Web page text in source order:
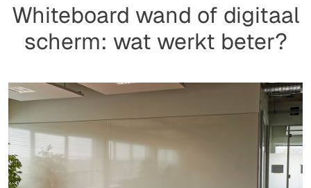
Whiteboard wand of digitaal
scherm: wat werkt beter?